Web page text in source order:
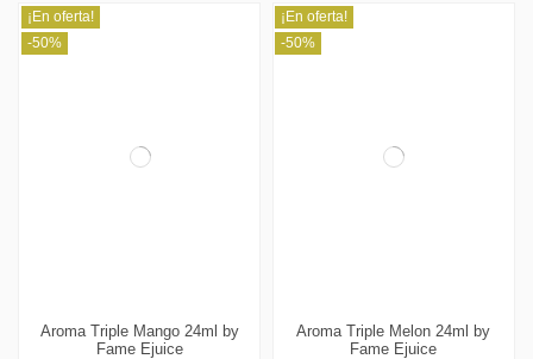
¡En oferta!
-50%
Aroma Triple Mango 24ml by
Fame Ejuice
¡En oferta!
-50%
Aroma Triple Melon 24ml by
Fame Ejuice